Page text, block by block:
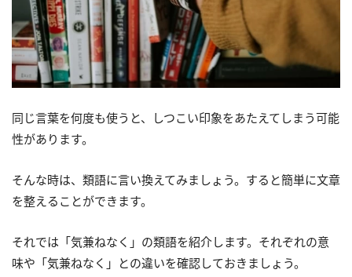
同じ言葉を何度も使うと、しつこい印象をあたえてしまう可能
性があります。
そんな時は、類語に言い換えてみましょう。すると簡単に文章
を整えることができます。
それでは「気兼ねなく」の類語を紹介します。それぞれの意
味や「気兼ねなく」との違いを確認しておきましょう。